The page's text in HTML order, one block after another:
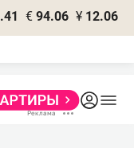
€ 94.06 ¥ 12.06